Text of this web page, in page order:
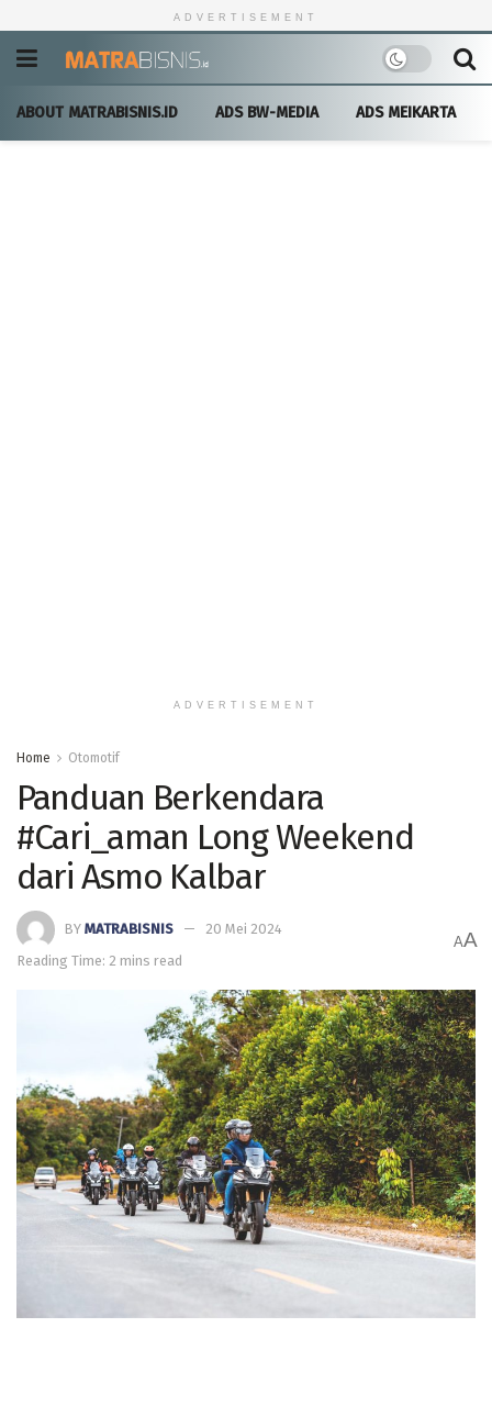
ADVERTISEMENT
ABOUT MATRABISNIS.ID ADS BW-MEDIA ADS MEIKARTA
ADVERTISEMENT
Home Otomotif
Panduan Berkendara
#Cari_aman Long Weekend
dari Asmo Kalbar
BY MATRABISNIS
20 Mei 2024
Reading Time: 2 mins read
AA